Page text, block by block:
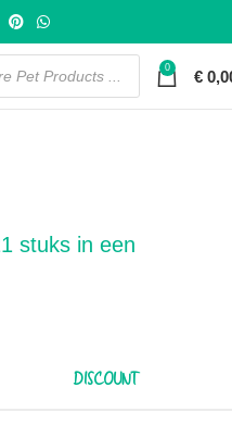
0 €
stuks in een
DISCOUNT